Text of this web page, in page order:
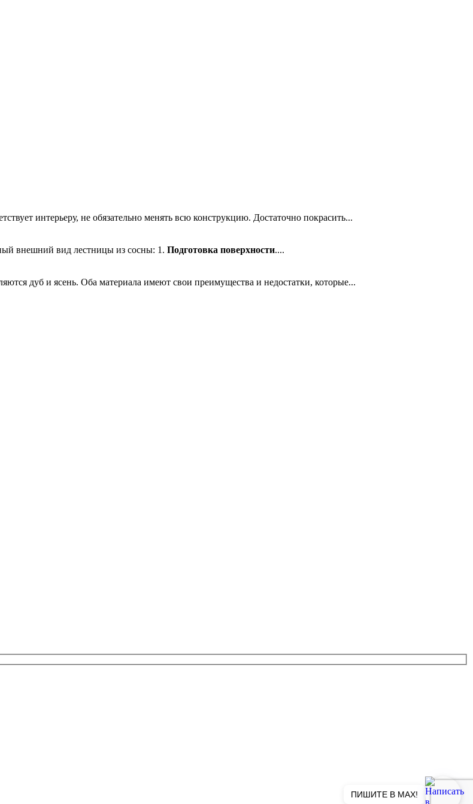
интерьеру, не обязательно менять всю конструкцию. Достаточно покрасить...
внешний вид лестницы из сосны: 1. Подготовка поверхности....
дуб и ясень. Оба материала имеют свои преимущества и недостатки, которые...
ПИШИТЕ В MAX!